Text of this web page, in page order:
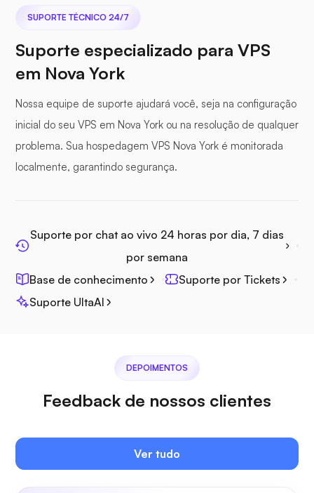
Fotoprisma
SUPORTE TÉCNICO 24/7
Suporte especializado para VPS
em Nova York
Nossa equipe de suporte ajudará você, seja na configuração
inicial do seu VPS em Nova York ou na resolução de qualquer
problema. Sua hospedagem VPS Nova York é monitorada
localmente, garantindo segurança.
Suporte por chat ao vivo 24 horas por dia, 7 dias
por semana
Base de conhecimento
Suporte por Tickets
Suporte UltaAI
DEPOIMENTOS
Feedback de nossos clientes
Ver tudo